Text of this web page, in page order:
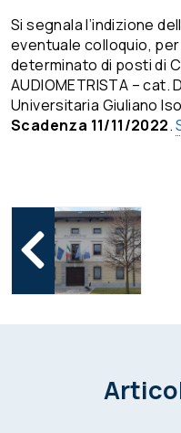
Si segnala l’indizione
eventuale colloquio,
determinato di posti di
AUDIOMETRISTA – cat.
Universitaria Giuliano
Scadenza 11/11/2022.